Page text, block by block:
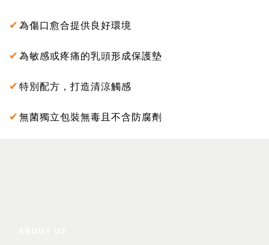
✔ 為傷口愈合提供良好環境
✔ 為敏感或疼痛的乳頭形成保護墊
✔ 特別配方，打造清涼觸感
✔ 無菌獨立包裝無毒且不含防腐劑